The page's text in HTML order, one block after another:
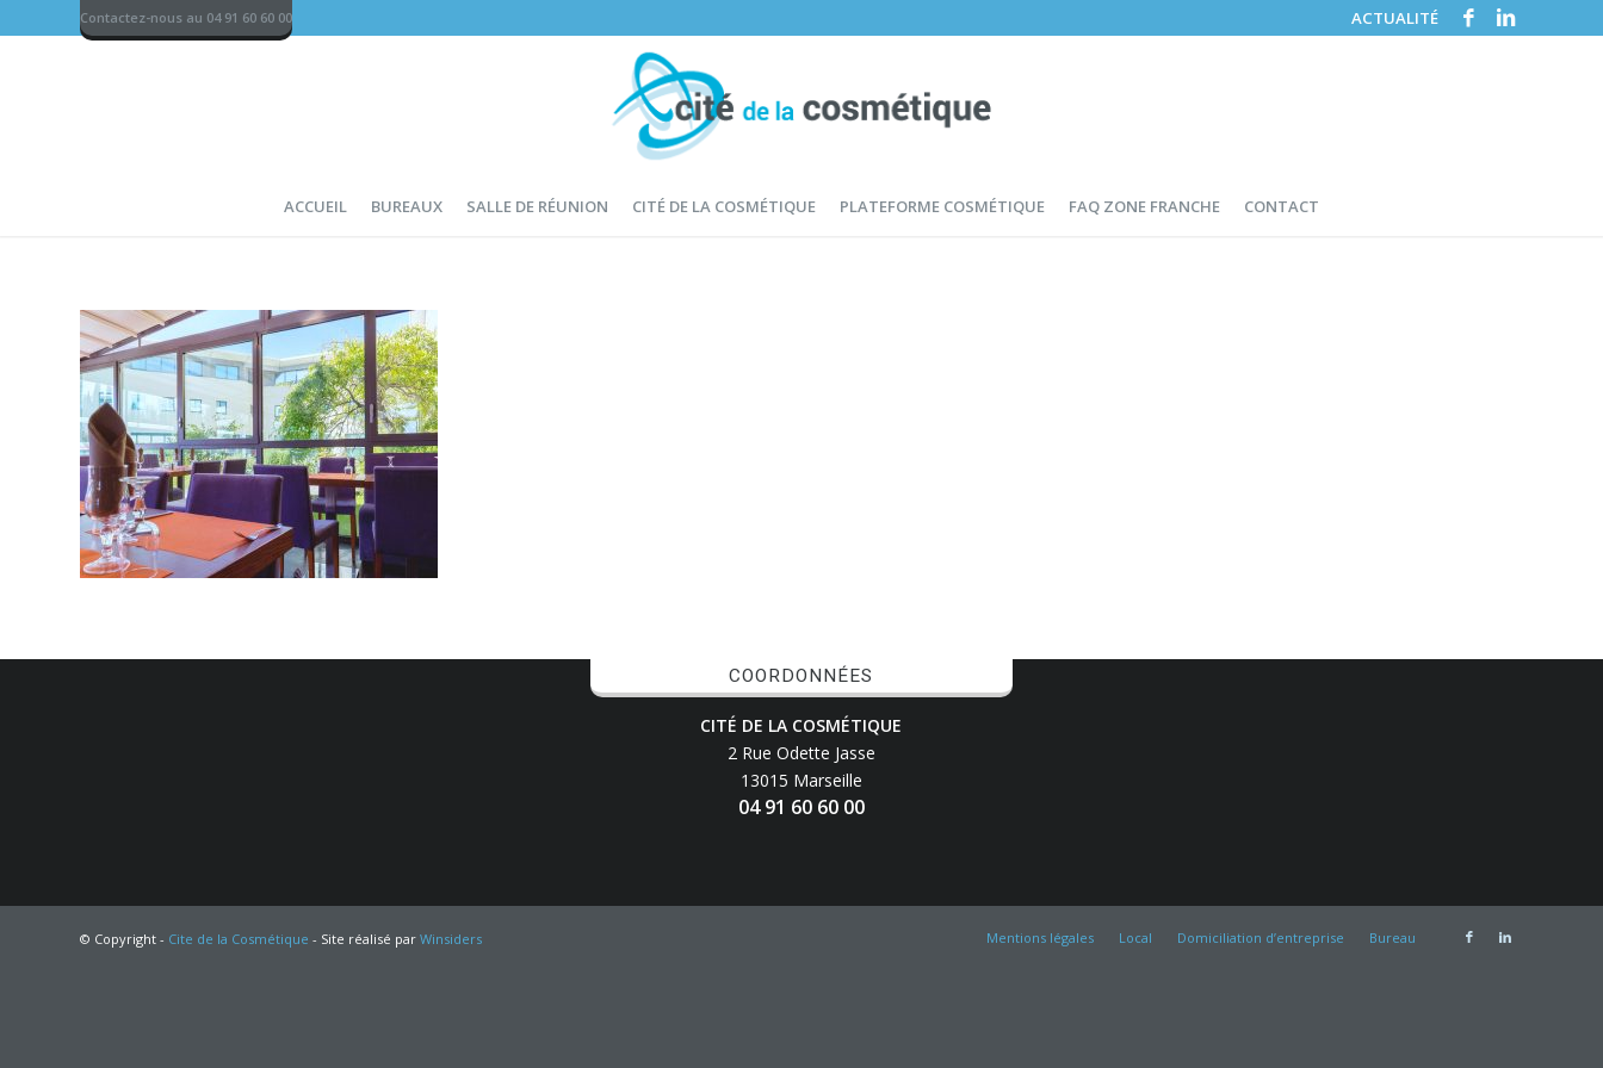
ACTUALITÉ
Contactez-nous au 04 91 60 60 00
ACCUEIL BUREAUX SALLE DE RÉUNION CITÉ DE LA COSMÉTIQUE PLATEFORME COSMÉTIQUE FAQ ZONE FRANCHE CONTACT
COORDONNÉES
CITÉ DE LA COSMÉTIQUE
2 Rue Odette Jasse
13015 Marseille
04 91 60 60 00
© Copyright - Cite de la Cosmétique - Site réalisé par Winsiders Mentions légales Local Domiciliation d’entreprise Bureau